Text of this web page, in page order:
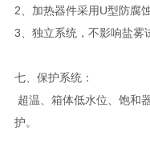
2、加热器件采用U型防腐
3、独立系统，不影响盐雾
七、保护系统：
超温、箱体低水位、饱和
护。